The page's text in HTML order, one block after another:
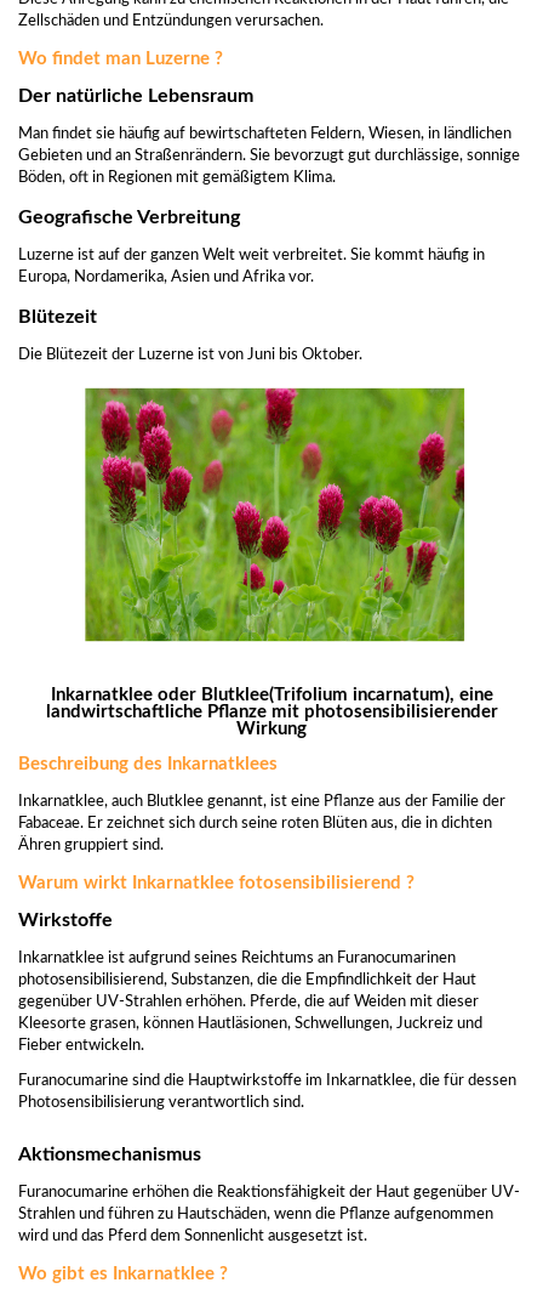
Zellschäden und Entzündungen verursachen.
Wo findet man Luzerne ?
Der natürliche Lebensraum
Man findet sie häufig auf bewirtschafteten Feldern, Wiesen, in ländlichen
Gebieten und an Straßenrändern. Sie bevorzugt gut durchlässige, sonnige
Böden, oft in Regionen mit gemäßigtem Klima.
Geografische Verbreitung
Luzerne ist auf der ganzen Welt weit verbreitet. Sie kommt häufig in
Europa, Nordamerika, Asien und Afrika vor.
Blütezeit
Die Blütezeit der Luzerne ist von Juni bis Oktober.
Inkarnatklee oder Blutklee(Trifolium incarnatum), eine
landwirtschaftliche Pflanze mit photosensibilisierender
Wirkung
Beschreibung des Inkarnatklees
Inkarnatklee, auch Blutklee genannt, ist eine Pflanze aus der Familie der
Fabaceae. Er zeichnet sich durch seine roten Blüten aus, die in dichten
Ähren gruppiert sind.
Warum wirkt Inkarnatklee fotosensibilisierend ?
Wirkstoffe
Inkarnatklee ist aufgrund seines Reichtums an Furanocumarinen
photosensibilisierend, Substanzen, die die Empfindlichkeit der Haut
gegenüber UV-Strahlen erhöhen. Pferde, die auf Weiden mit dieser
Kleesorte grasen, können Hautläsionen, Schwellungen, Juckreiz und
Fieber entwickeln.
Furanocumarine sind die Hauptwirkstoffe im Inkarnatklee, die für dessen
Photosensibilisierung verantwortlich sind.
Aktionsmechanismus
Furanocumarine erhöhen die Reaktionsfähigkeit der Haut gegenüber UV-
Strahlen und führen zu Hautschäden, wenn die Pflanze aufgenommen
wird und das Pferd dem Sonnenlicht ausgesetzt ist.
Wo gibt es Inkarnatklee ?